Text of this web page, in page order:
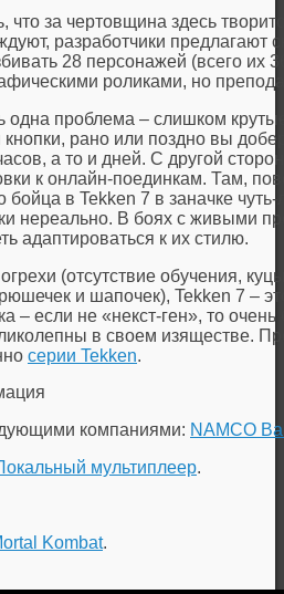
что за чертовщина здесь
разработчики предлагают
28 персонажей (всего их
роликами, но
одна проблема – слишком
кнопки, рано или поздно вы
а то и дней. С другой
к онлайн-поединкам. Там,
бойца в Tekken 7 в заначке
нереально. В боях с живыми
адаптироваться к их стилю.
(отсутствие обучения,
и шапочек), Tekken 7 –
– если не «некст-ген», то
в своем изяществе.
серии Tekken.
компаниями: NAMCO
мультиплеер.
Kombat.